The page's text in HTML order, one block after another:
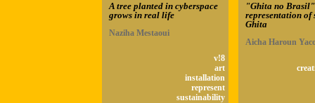
A tree planted in cyberspace
grows in real life
Naziha Mestaoui
v!8
art
installation
represent
sustainability
"Ghita no
representation of
Ghita
Aicha Haroun